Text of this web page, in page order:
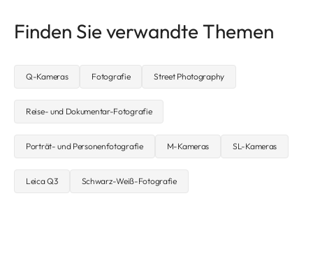
Finden Sie verwandte Themen
Q-Kameras Fotografie Street Photography
Reise- und Dokumentar-Fotografie
Porträt- und Personenfotografie M-Kameras SL-Kameras
Leica Q3 Schwarz-Weiß-Fotografie